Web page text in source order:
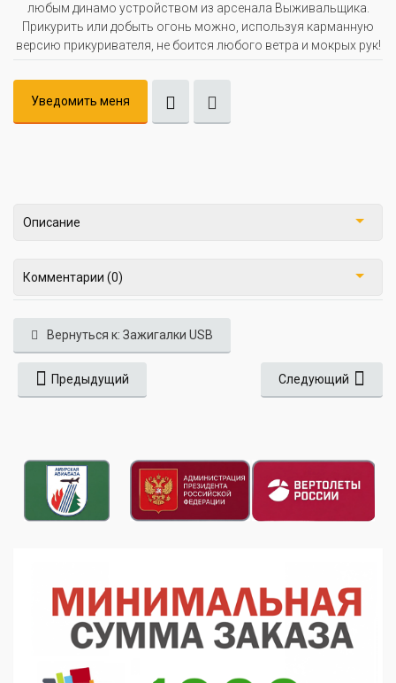
любым динамо устройством из арсенала Выживальщика.
Прикурить или добыть огонь можно, используя карманную
версию прикуривателя, не боится любого ветра и мокрых рук!
Уведомить меня
Описание
Комментарии (0)
Вернуться к: Зажигалки USB
Предыдущий Следующий